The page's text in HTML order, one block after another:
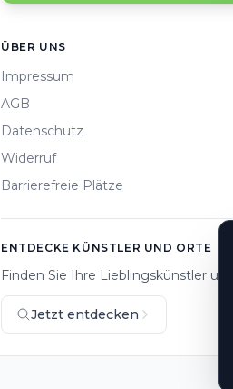
ÜBER UNS
Impressum
AGB
Datenschutz
Widerruf
Barrierefreie Plätze
ENTDECKE KÜNSTLER UND ORTE
Finden Sie Ihre Lieblingskünstler
Jetzt entdecken